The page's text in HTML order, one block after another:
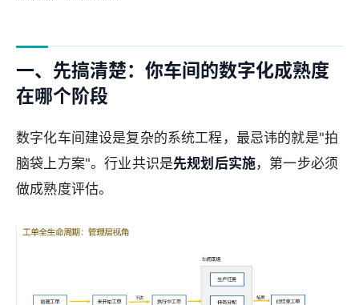
一、先搞清楚：你车间的数字化成熟度
在哪个阶段
数字化车间建设是复杂的系统工程，最忌讳的就是"拍
脑袋上方案"。行业共识是先规划后实施，第一步必须
做成熟度评估。